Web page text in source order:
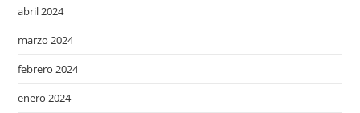
abril 2024
marzo 2024
febrero 2024
enero 2024